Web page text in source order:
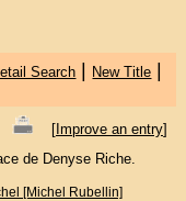
Search | New Title |
[Improve an entry]
de Denyse Riche.
[Michel Rubellin]